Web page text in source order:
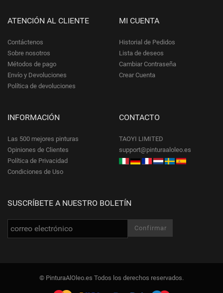
ATENCIÓN AL CLIENTE
Contáctenos
Sobre nosotros
Métodos de pago
Envío y Devoluciones
Política de devoluciones
MI CUENTA
Historial de Pedidos
Lista de deseos
Cambiar Contraseña
Crear Cuenta
INFORMACIÓN
Las 500 mejores pinturas
Opiniones de Clientes
Política de Privacidad
Condiciones de Uso
CONTACTO
TAOYI LIMITED
support@pinturaaloleo.es
SUSCRÍBETE A NUESTRO BOLETÍN
© PinturaAlOleo.es Todos los derechos reservados.